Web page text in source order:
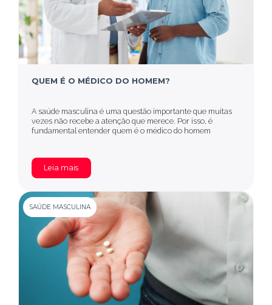
QUEM É O MÉDICO DO HOMEM?
A saúde masculina é uma questão importante que muitas
vezes não recebe a atenção que merece. Por isso, é
fundamental entender quem é o médico do homem
Leia mais
SAÚDE MASCULINA